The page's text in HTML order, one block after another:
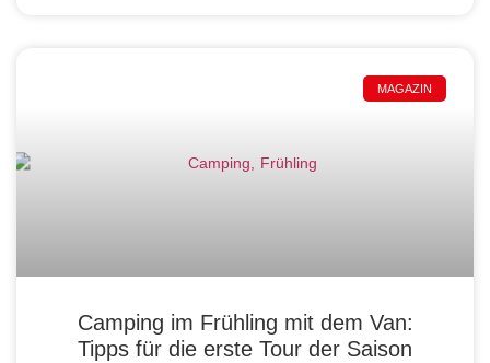
MAGAZIN
Camping im Frühling mit dem Van:
Tipps für die erste Tour der Saison